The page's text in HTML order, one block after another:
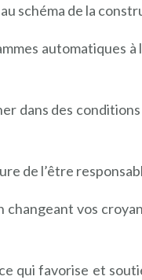
schéma de la
automatiques
dans des
de l’être
vos
qui favorise et